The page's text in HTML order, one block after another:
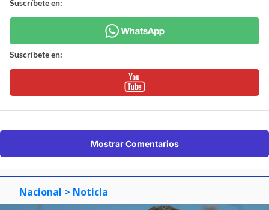
Suscríbete en:
Suscríbete en:
Mostrar Comentarios
Nacional > Noticia